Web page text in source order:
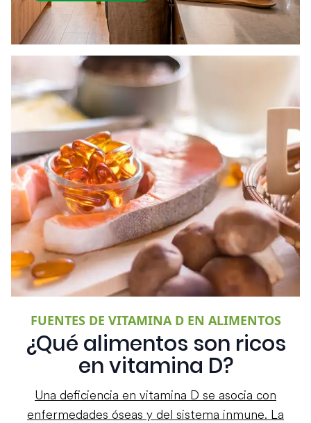
FUENTES DE VITAMINA D EN ALIMENTOS
¿Qué alimentos son ricos
en vitamina D?
Una deficiencia en vitamina D se asocia con
enfermedades óseas y del sistema inmune. La